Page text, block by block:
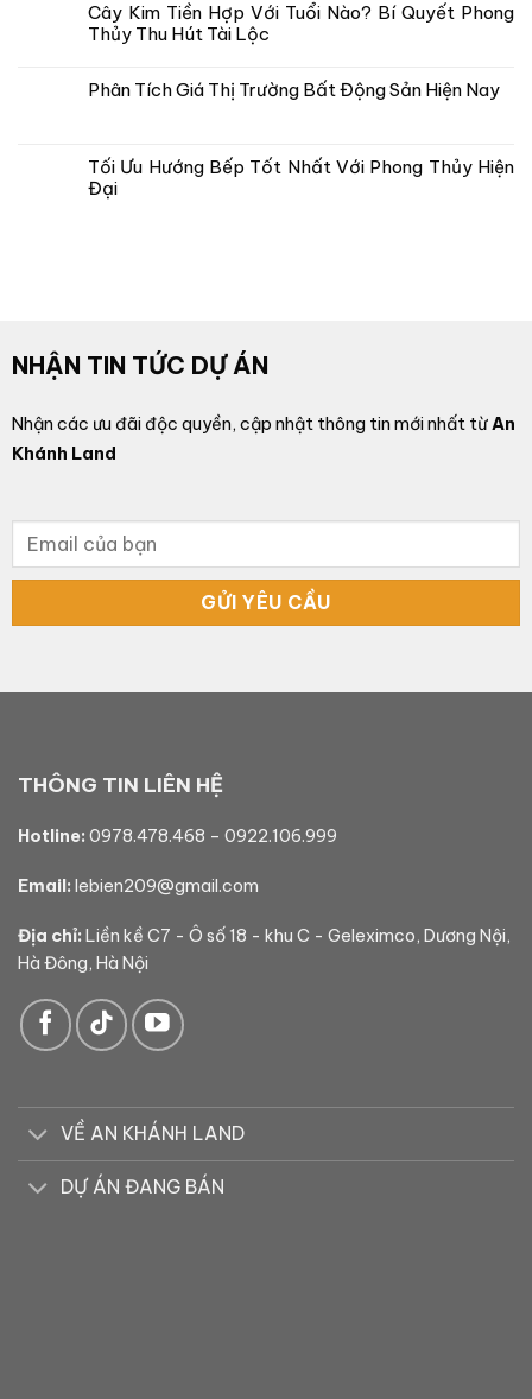
Cây Kim Tiền Hợp Với Tuổi Nào? Bí Quyết Phong
Thủy Thu Hút Tài Lộc
Phân Tích Giá Thị Trường Bất Động Sản Hiện Nay
Tối Ưu Hướng Bếp Tốt Nhất Với Phong Thủy Hiện
Đại
NHẬN TIN TỨC DỰ ÁN
Nhận các ưu đãi độc quyền, cập nhật thông tin mới nhất từAn
Khánh Land
THÔNG TIN LIÊN HỆ
Hotline: 0978.478.468 – 0922.106.999
Email: lebien209@gmail.com
Địa chỉ: Liền kề C7 - Ô số 18 - khu C - Geleximco, Dương Nội,
Hà Đông, Hà Nội
VỀ AN KHÁNH LAND
DỰ ÁN ĐANG BÁN